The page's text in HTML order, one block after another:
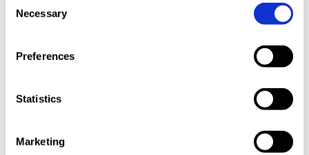
"Reject cookies" button.
Selection
Necessary
Preferences
Statistics
Marketing